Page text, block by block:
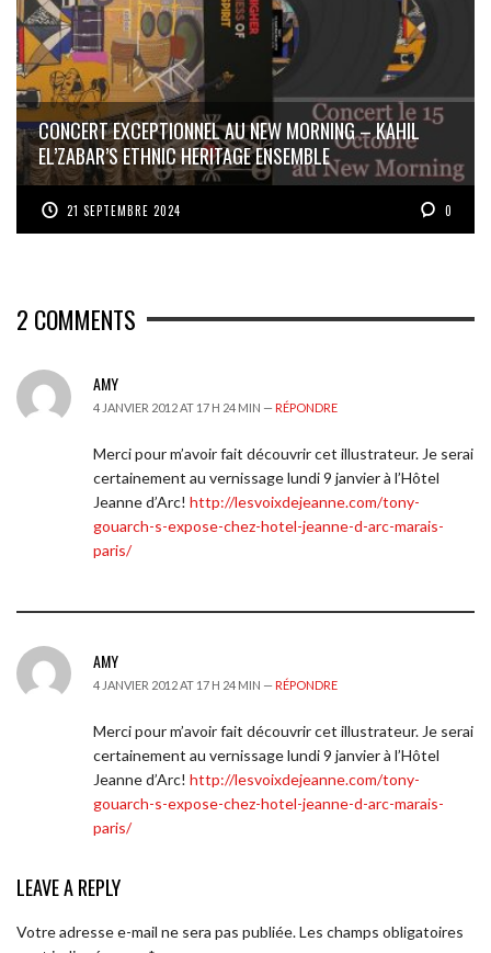
CONCERT EXCEPTIONNEL AU NEW MORNING – KAHIL
EL’ZABAR’S ETHNIC HERITAGE ENSEMBLE
21 SEPTEMBRE 2024 0
2 COMMENTS
AMY
4 JANVIER 2012 AT 17 H 24 MIN — RÉPONDRE
Merci pour m’avoir fait découvrir cet illustrateur. Je serai
certainement au vernissage lundi 9 janvier à l’Hôtel
Jeanne d’Arc! http://lesvoixdejeanne.com/tony-
gouarch-s-expose-chez-hotel-jeanne-d-arc-marais-
paris/
AMY
4 JANVIER 2012 AT 17 H 24 MIN — RÉPONDRE
Merci pour m’avoir fait découvrir cet illustrateur. Je serai
certainement au vernissage lundi 9 janvier à l’Hôtel
Jeanne d’Arc! http://lesvoixdejeanne.com/tony-
gouarch-s-expose-chez-hotel-jeanne-d-arc-marais-
paris/
LEAVE A REPLY
Votre adresse e-mail ne sera pas publiée.Les champs obligatoires